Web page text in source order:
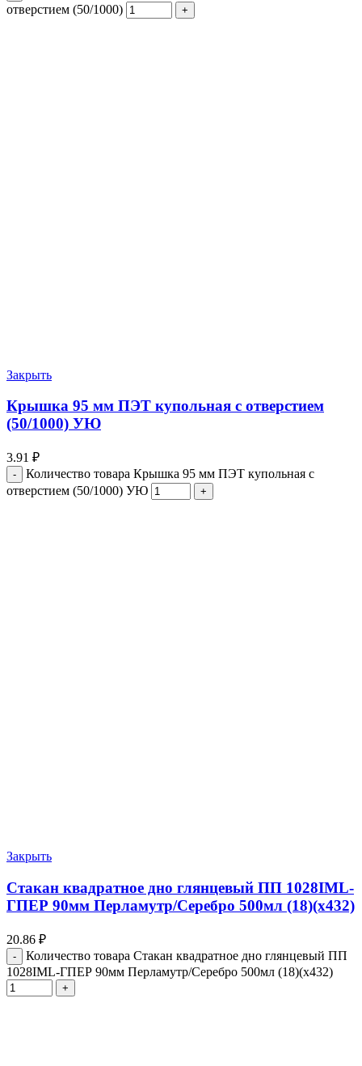
отверстием (50/1000)
Закрыть
Крышка 95 мм ПЭТ купольная с отверстием
(50/1000) УЮ
3.91 ₽
Количество товара Крышка 95 мм ПЭТ купольная с
отверстием (50/1000) УЮ
Закрыть
Стакан квадратное дно глянцевый ПП 1028IML-
ГПЕР 90мм Перламутр/Серебро 500мл (18)(х432)
20.86 ₽
Количество товара Стакан квадратное дно глянцевый ПП
1028IML-ГПЕР 90мм Перламутр/Серебро 500мл (18)(х432)